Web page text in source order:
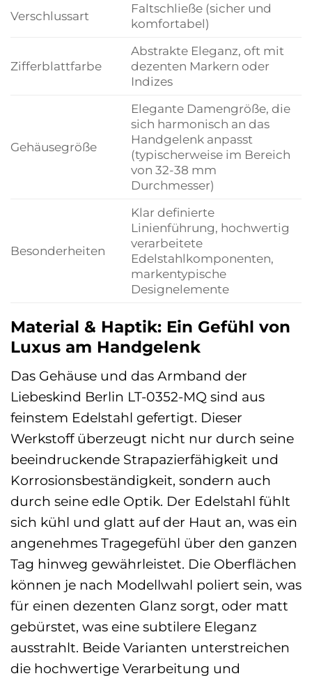
Verschlussart
Faltschließe (sicher und
komfortabel)
Zifferblattfarbe
Abstrakte Eleganz, oft mit
dezenten Markern oder
Indizes
Gehäusegröße
Elegante Damengröße, die
sich harmonisch an das
Handgelenk anpasst
(typischerweise im Bereich
von 32-38 mm
Durchmesser)
Besonderheiten
Klar definierte
Linienführung, hochwertig
verarbeitete
Edelstahlkomponenten,
markentypische
Designelemente
Material & Haptik: Ein Gefühl von
Luxus am Handgelenk
Das Gehäuse und das Armband der
Liebeskind Berlin LT-0352-MQ sind aus
feinstem Edelstahl gefertigt. Dieser
Werkstoff überzeugt nicht nur durch seine
beeindruckende Strapazierfähigkeit und
Korrosionsbeständigkeit, sondern auch
durch seine edle Optik. Der Edelstahl fühlt
sich kühl und glatt auf der Haut an, was ein
angenehmes Tragegefühl über den ganzen
Tag hinweg gewährleistet. Die Oberflächen
können je nach Modellwahl poliert sein, was
für einen dezenten Glanz sorgt, oder matt
gebürstet, was eine subtilere Eleganz
ausstrahlt. Beide Varianten unterstreichen
die hochwertige Verarbeitung und